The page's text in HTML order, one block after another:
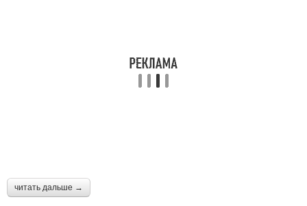
читать дальше →